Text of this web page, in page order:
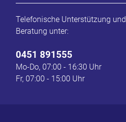
Telefonische Unterstützung und
Beratung unter:
0451 891555
Mo-Do, 07:00 - 16:30 Uhr
Fr, 07:00 - 15:00 Uhr